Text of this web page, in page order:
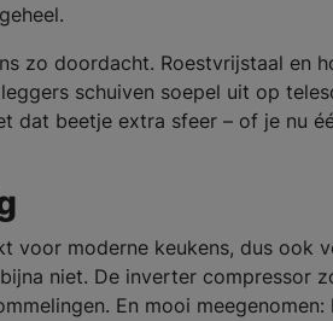
zo doordacht. Roestvrijstaal en
schuiven soepel uit op
dat beetje extra sfeer – of je nu
voor moderne keukens, dus ook
niet. De inverter
En mooi